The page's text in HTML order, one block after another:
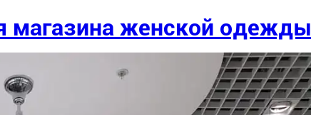
магазина женской одежды